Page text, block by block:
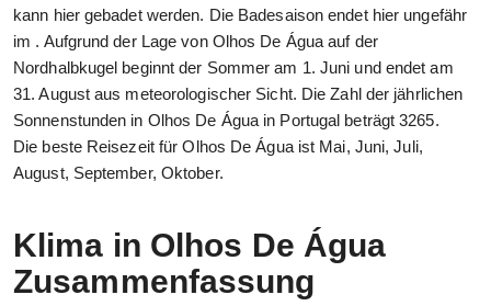
kann hier gebadet werden. Die Badesaison endet hier ungefähr
im . Aufgrund der Lage von Olhos De Água auf der
Nordhalbkugel beginnt der Sommer am 1. Juni und endet am
31. August aus meteorologischer Sicht. Die Zahl der jährlichen
Sonnenstunden in Olhos De Água in Portugal beträgt 3265.
Die beste Reisezeit für Olhos De Água ist Mai, Juni, Juli,
August, September, Oktober.
Klima in Olhos De Água
Zusammenfassung